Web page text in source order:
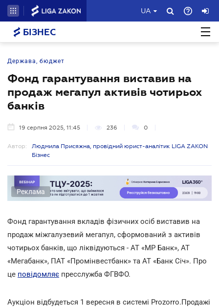
UA
БІЗНЕС
Держава, бюджет
Фонд гарантування виставив на
продаж мегапул активів чотирьох
банків
19 серпня 2025, 11:45 236 0
Автор:
Людмила Присяжна, провідний юрист-аналітик LIGA ZAKON
Бізнес
Реклама
Фонд гарантування вкладів фізичних осіб виставив на
продаж міжгалузевий мегапул, сформований з активів
чотирьох банків, що ліквідуються - АТ «МР Банк», АТ
«Мегабанк», ПАТ «Промінвестбанк» та АТ «Банк Січ». Про
це повідомляє пресслужба ФГВФО.
Аукціон відбудеться 1 вересня в системі Prozorro.Продажі